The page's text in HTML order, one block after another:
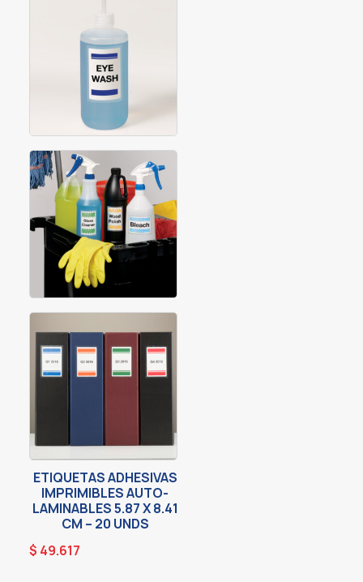
ETIQUETAS ADHESIVAS
IMPRIMIBLES AUTO-
LAMINABLES 5.87 X 8.41
CM – 20 UNDS
$ 49.617